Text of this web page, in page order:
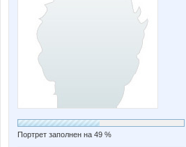
Портрет заполнен на 49 %